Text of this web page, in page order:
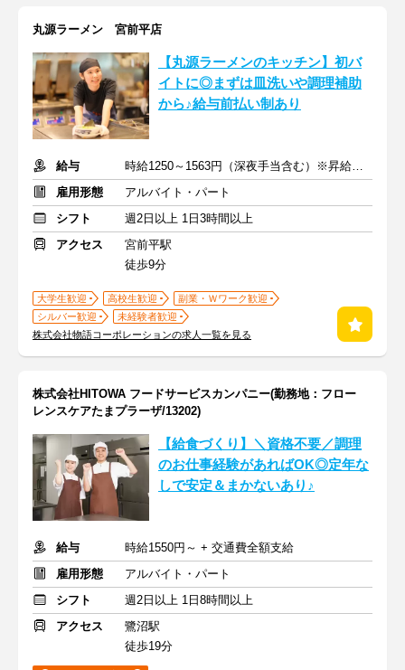
丸源ラーメン 宮前平店
【丸源ラーメンのキッチン】初バ
イトに◎まずは皿洗いや調理補助
から♪給与前払い制あり
給与
時給1250～1563円（深夜手当含む）※昇給は随時あり
雇用形態
アルバイト・パート
シフト
週2日以上 1日3時間以上
アクセス
宮前平駅
徒歩9分
大学生歓迎 高校生歓迎
副業・Ｗワーク歓迎
シルバー歓迎
未経験者歓迎
株式会社物語コーポレーションの求人一覧を見る
株式会社HITOWA フードサービスカンパニー(勤務地：フロー
レンスケアたまプラーザ/13202)
【給食づくり】＼資格不要／調理
のお仕事経験があればOK◎定年な
しで安定＆まかないあり♪
給与
時給1550円～ + 交通費全額支給
雇用形態
アルバイト・パート
シフト
週2日以上 1日8時間以上
アクセス
鷺沼駅
徒歩19分